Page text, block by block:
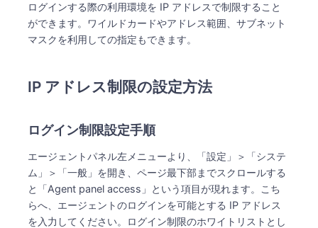
ログインする際の利用環境を IP アドレスで制限すること
ができます。ワイルドカードやアドレス範囲、サブネット
マスクを利用しての指定もできます。
IP アドレス制限の設定方法
ログイン制限設定手順
エージェントパネル左メニューより、「設定」＞「システ
ム」＞「一般」を開き、ページ最下部までスクロールする
と「Agent panel access」という項目が現れます。こち
らへ、エージェントのログインを可能とする IP アドレス
を入力してください。ログイン制限のホワイトリストとし